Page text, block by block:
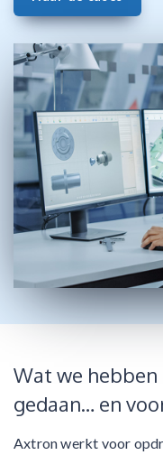
Wat we hebben
gedaan… en
Axtron werkt voor